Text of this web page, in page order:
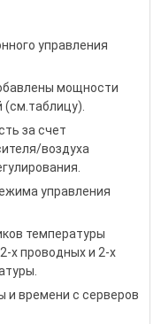
управления
мощности
за счет
воздуха
управления
температуры
х проводных и 2-х
и времени с серверов